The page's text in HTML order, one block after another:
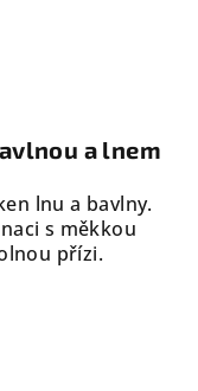
a lnem
lnu a bavlny.
s měkkou
přízi.